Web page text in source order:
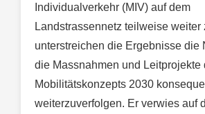
Individualverkehr (MIV) auf dem
Landstrassennetz teilweise weiter
unterstreichen die Ergebnisse die
die Massnahmen und Leitprojekte
Mobilitätskonzepts 2030
weiterzuverfolgen. Er verwies auf